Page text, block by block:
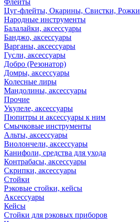
Флейты
Цуг-флейты, Окарины, Свистки, Рожки
Народные инструменты
Балалайки, аксессуары
Банджо, аксессуары
Варганы, аксессуары
Гусли, аксессуары
Добро (Резонатор)
Домры, аксессуары
Колесные лиры
Мандолины, аксессуары
Прочие
Укулеле, аксессуары
Пюпитры и аксессуары к ним
Смычковые инструменты
Альты, аксессуары
Виолончели, аксессуары
Канифоли, средства для ухода
Контрабасы, аксессуары
Скрипки, аксессуары
Стойки
Рэковые стойки, кейсы
Аксессуары
Кейсы
Стойки для рэковых приборов